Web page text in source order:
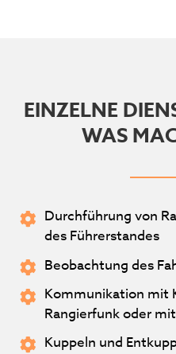
EINZELNE
WAS
Durchführung von
des Führerstandes
Beobachtung des
Kommunikation mit
Rangierfunk oder
Kuppeln und